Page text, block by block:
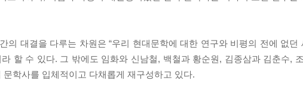
의 대결을 다루는 차원은 “우리 현대문학에 대한 연구와 비평의 전에 없던
할 수 있다. 그 밖에도 임화와 신남철, 백철과 황순원, 김종삼과 김춘수,
문학사를 입체적이고 다채롭게 재구성하고 있다.